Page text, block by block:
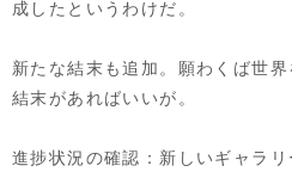
成したというわけだ。
新たな結末も追加。願わくば世
結末があればいいが。
進捗状況の確認：新しいギャラ